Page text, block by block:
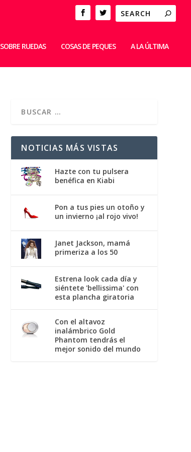
SOBRE RUEDAS COSAS DE PEQUES A LA ÚLTIMA
NOTICIAS MÁS VISTAS
Hazte con tu pulsera
benéfica en Kiabi
Pon a tus pies un otoño y
un invierno ¡al rojo vivo!
Janet Jackson, mamá
primeriza a los 50
Estrena look cada día y
siéntete 'bellissima' con
esta plancha giratoria
Con el altavoz
inalámbrico Gold
Phantom tendrás el
mejor sonido del mundo